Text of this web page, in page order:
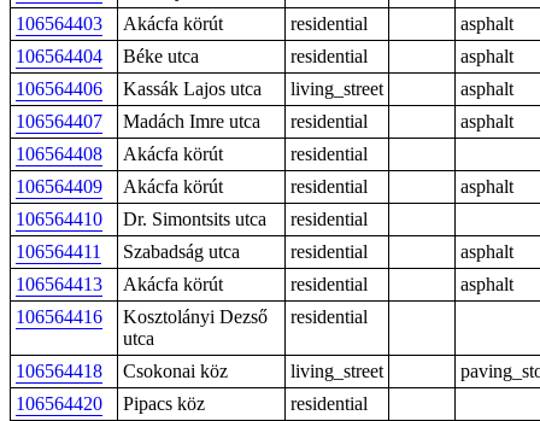
106564403
Akácfa körút residential
asphalt
106564404
Béke utca residential
asphalt
106564406
Kassák Lajos utca living_street
asphalt
106564407
Madách Imre utca residential
asphalt
106564408
Akácfa körút
residential
106564409
Akácfa körút residential
asphalt
106564410
Dr. Simontsits utca
residential
106564411
Szabadság utca residential
asphalt
106564413
Akácfa körút residential
asphalt
106564416
Kosztolányi Dezső
utca
residential
106564418 Csokonai köz living_street
106564420
Pipacs köz
residential